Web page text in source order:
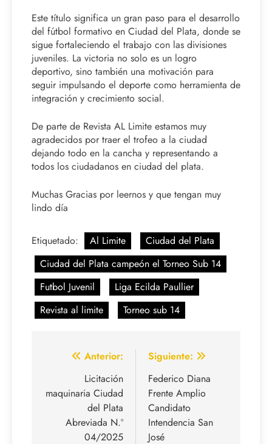
Este título significa un gran paso para el desarrollo
del fútbol formativo en Ciudad del Plata, donde se
sigue fortaleciendo el trabajo con las divisiones
juveniles. La victoria no solo es un logro
deportivo, sino también una motivación para
seguir impulsando el deporte como herramienta de
integración y crecimiento social.
De parte de Revista AL Limite estamos muy
agradecidos por traer el trofeo a la ciudad
dejando todo en la cancha y representando a
todos los ciudadanos en ciudad del plata.
Muchas Gracias por leernos y que tengan muy
lindo día
Etiquetado: Al Limite
Ciudad del Plata
Ciudad del Plata campeón el Torneo Sub 14
Futbol Juvenil
Liga Ecilda Paullier
Revista al limite
Torneo sub 14
Navegación
entradas
Anterior:
Licitación
maquinaria Ciudad
del Plata
Abreviada N.º
04/2025
Siguiente:
Federico Diana
Frente Amplio
Candidato
Intendencia San
José